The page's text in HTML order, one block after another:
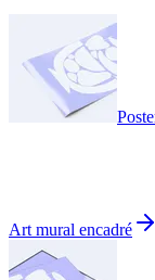
Art mural encadré